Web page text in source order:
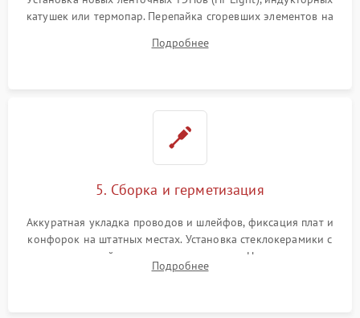
катушек или термопар. Перепайка сгоревших элементов на
дорожек. Очистка контактов и замена поврежденной
Подробнее
5. Сборка и герметизация
Аккуратная укладка проводов и шлейфов, фиксация плат и
конфорок на штатных местах. Установка стеклокерамики с
проверкой равномерности зазоров. Нанесение
термостойкого герметика или укладка уплотнительной
Подробнее